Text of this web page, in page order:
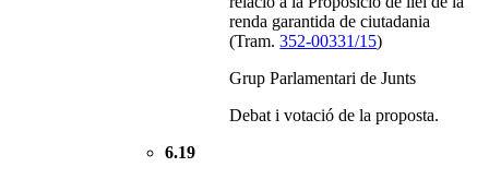
renda garantida de ciutadania
(Tram.352-00331/15)
Grup Parlamentari de Junts
Debat i votació de la proposta.
6.19